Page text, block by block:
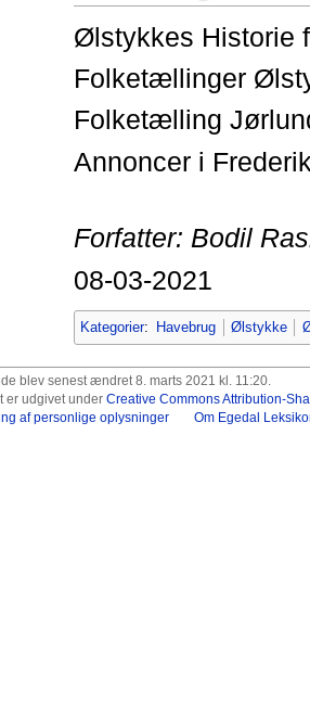
Ølstykkes Historie
Folketællinger
Folketælling
Annoncer i
Forfatter: Bodil
08-03-2021
Kategorier: Havebrug Ølstykke
blev senest ændret 8. marts 2021 kl. 11:20.
er udgivet under Creative Commons Attribution-
af personlige oplysninger
Om Egedal